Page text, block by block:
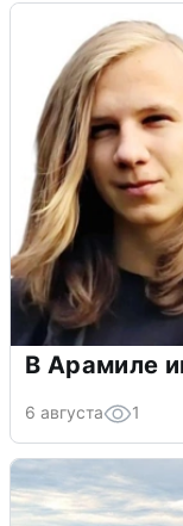
В Арамиле
6 августа 1